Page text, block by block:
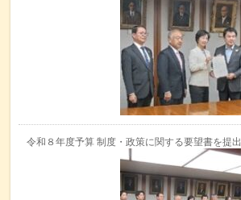
令和８年度予算 制度・政策に関する要望書を提出